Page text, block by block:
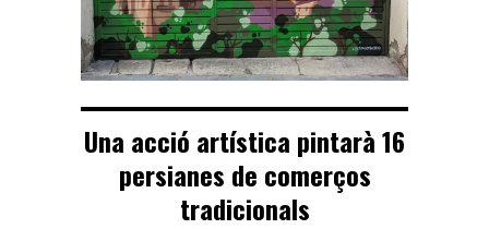
Una acció artística pintarà 16
persianes de comerços
tradicionals